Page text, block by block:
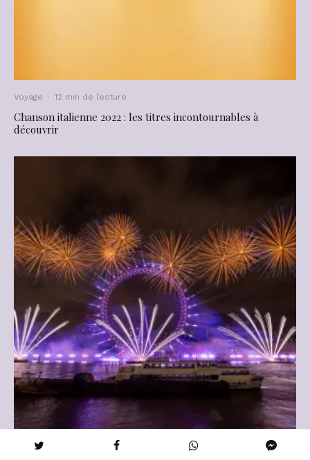
Voyage · 12 min de lecture
Chanson italienne 2022 : les titres incontournables à
découvrir